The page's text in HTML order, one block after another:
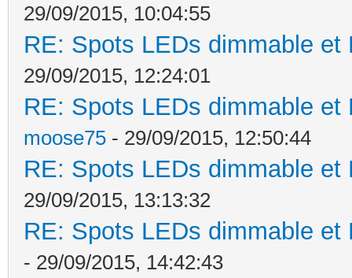
29/09/2015, 10:04:55
RE: Spots LEDs dimmable
29/09/2015, 12:24:01
RE: Spots LEDs dimmable
moose75 - 29/09/2015, 12:50:44
RE: Spots LEDs dimmable
29/09/2015, 13:13:32
RE: Spots LEDs dimmable
- 29/09/2015, 14:42:43